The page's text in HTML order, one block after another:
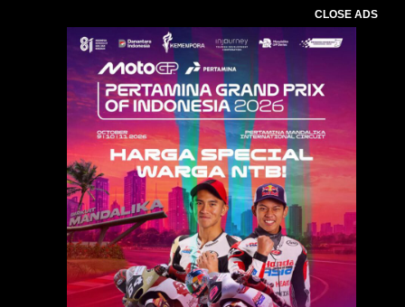
CLOSE ADS